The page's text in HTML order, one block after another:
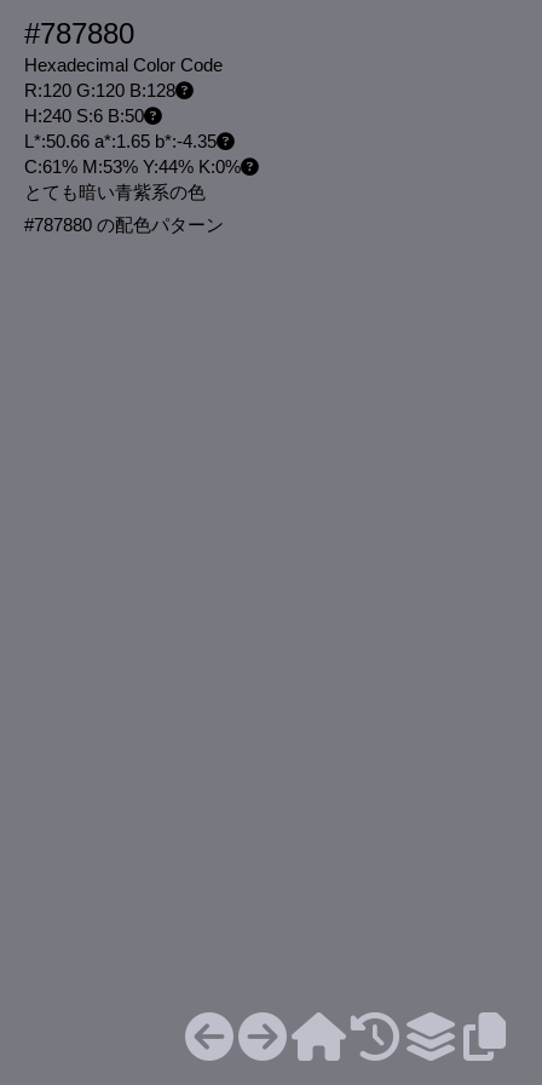
#787880
Hexadecimal Color Code
R:120 G:120 B:128
H:240 S:6 B:50
L*:50.66 a*:1.65 b*:-4.35
C:61% M:53% Y:44% K:0%
とても暗い青紫系の色
#787880 の配色パターン